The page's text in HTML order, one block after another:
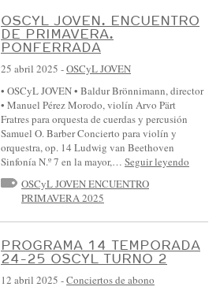
OSCYL JOVEN. ENCUENTRO
DE PRIMAVERA.
PONFERRADA
25 abril 2025 -OSCyL JOVEN
• OSCyL JOVEN • Baldur Brönnimann, director
• Manuel Pérez Morodo, violín Arvo Pärt
Fratres para orquesta de cuerdas y percusión
Samuel O. Barber Concierto para violín y
orquestra, op. 14 Ludwig van Beethoven
Sinfonía N.º 7 en la mayor,… Seguir leyendo
OSCyL JOVEN ENCUENTRO
PRIMAVERA 2025
PROGRAMA 14 TEMPORADA
24-25 OSCYL TURNO 2
12 abril 2025 -Conciertos de abono